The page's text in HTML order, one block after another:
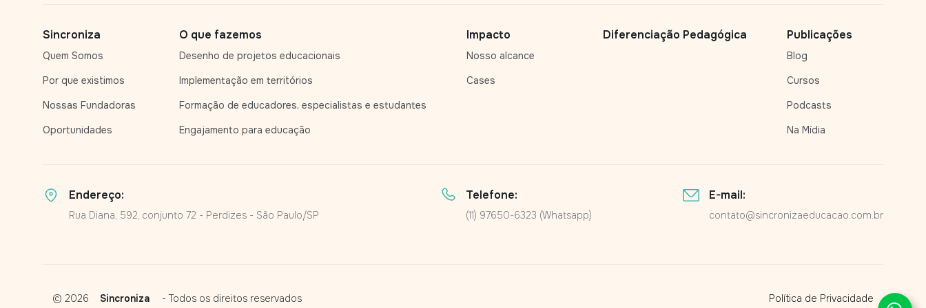
Sincroniza
Quem Somos
Por que existimos
Nossas Fundadoras
Oportunidades
O que fazemos
Desenho de projetos educacionais
Implementação em territórios
Formação de educadores, especialistas e estudantes
Engajamento para educação
Impacto
Nosso alcance
Cases
Diferenciação Pedagógica Publicações
Blog
Cursos
Podcasts
Na Mídia
Endereço:
Rua Diana, 592, conjunto 72 - Perdizes - São Paulo/SP
Telefone:
(11) 97650-6323 (Whatsapp)
E-mail:
contato@sincronizaeducacao.com.br
Política de Privacidade
© 2026 Sincroniza -Todos os direitos reservados